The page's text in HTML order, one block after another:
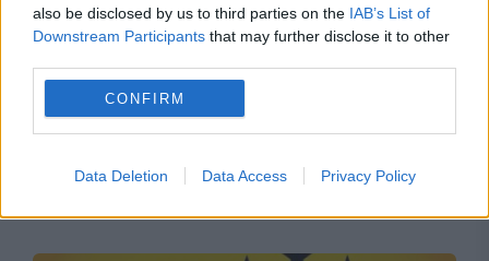
also be disclosed by us to third parties on the IAB’s List of
Downstream Participants that may further disclose it to other
CONFIRM
Data Deletion Data Access Privacy Policy
POLITICA
Scandal pe tema monedei unice. AUR neagă
existența unui consens politic pentru trecerea